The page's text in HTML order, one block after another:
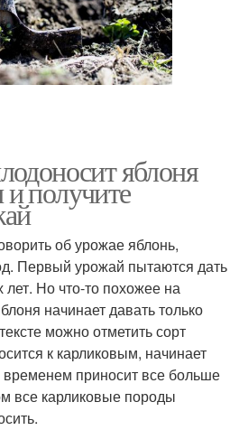
яблоня
получите
об урожае яблонь,
Первый урожай пытаются дать
Но что-то похожее на
начинает давать только
можно отметить сорт
к карликовым, начинает
временем приносит все больше
все карликовые породы